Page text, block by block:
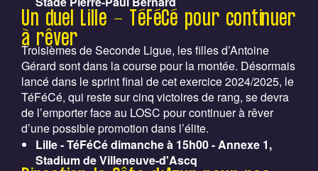
Un duel Lille - TéFéCé pour continuer
à rêver
Troisièmes de Seconde Ligue, les filles d’Antoine
Gérard sont dans la course pour la montée. Désormais
lancé dans le sprint final de cet exercice 2024/2025, le
TéFéCé, qui reste sur cinq victoires de rang, se devra
de l’emporter face au LOSC pour continuer à rêver
d’une possible promotion dans l’élite.
Lille - TéFéCé dimanche à 15h00 - Annexe 1,
Stadium de Villeneuve-d'Ascq